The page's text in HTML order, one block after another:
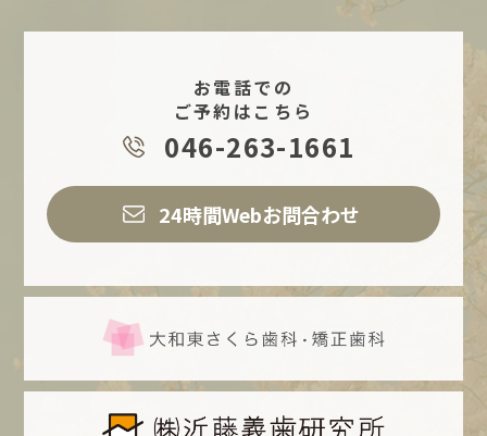
お電話での
ご予約はこちら
046-263-1661
24時間Webお問合わせ